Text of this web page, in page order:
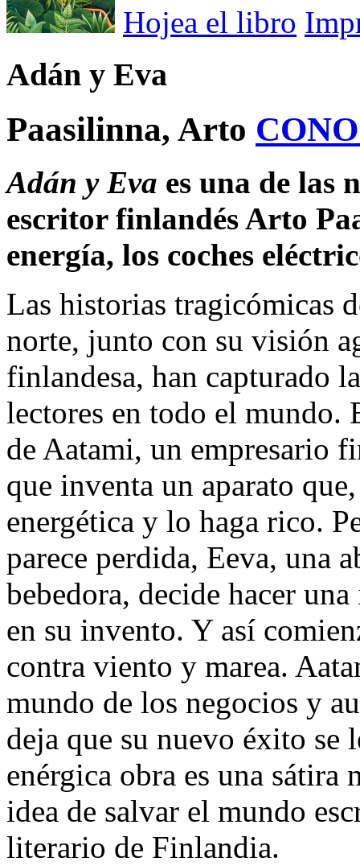
Hojea el libro
Adán y Eva
Paasilinna, Arto
Adán y Eva es una de las
escritor finlandés Arto
energía, los coches
Las historias tragicómicas
norte, junto con su visión
finlandesa, han capturado
lectores en todo el mundo.
de Aatami, un empresario
que inventa un aparato
energética y lo haga rico.
parece perdida, Eeva, una
bebedora, decide hacer
en su invento. Y así
contra viento y marea.
mundo de los negocios y
deja que su nuevo éxito se
enérgica obra es una
idea de salvar el mundo
literario de Finlandia.